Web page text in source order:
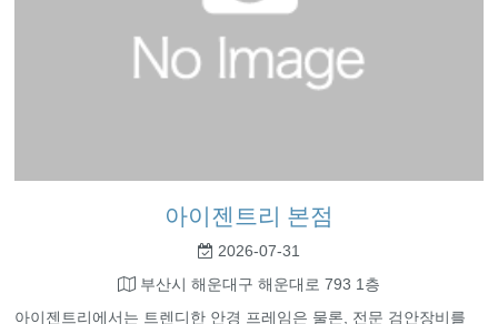
아이젠트리 본점
2026-07-31
부산시 해운대구 해운대로 793 1층
아이젠트리에서는 트렌디한 안경 프레임은 물론, 전문 검안장비를